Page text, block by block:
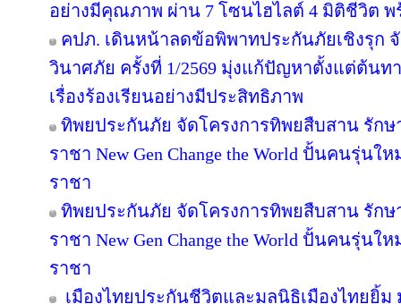
อย่างมีคุณภาพ ผ่าน 7 โซนไฮไลต์ 4 มิติชีวิต พร้
คปภ. เดินหน้าลดข้อพิพาทประกันภัยเชิงรุก
วินาศภัย ครั้งที่ 1/2569 มุ่งแก้ปัญหาตั้งแต่ต้นท
เรื่องร้องเรียนอย่างมีประสิทธิภาพ
ทิพยประกันภัย จัดโครงการทิพยสืบสาน รัก
ราชา New Gen Change the World ปั้นคนรุ่น
ราชา
ทิพยประกันภัย จัดโครงการทิพยสืบสาน รัก
ราชา New Gen Change the World ปั้นคนรุ่น
ราชา
เมืองไทยประกันชีวิตและมูลนิธิเมืองไทยยิ้ม